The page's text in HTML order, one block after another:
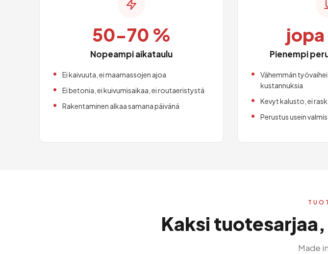
50-70 %
Nopeampi aikataulu
Ei kaivuuta, ei maamassojen ajoa
Ei betonia, ei kuivumisaikaa, ei routaeristystä
Rakentaminen alkaa samana päivänä
jopa
Pienempi
Vähemmän
kustannuksia
Kevyt kalusto, ei
Perustus usein
Kaksi
Made